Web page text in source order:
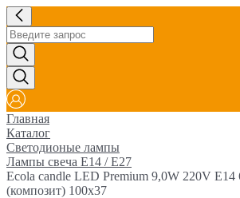
Главная
Каталог
Светодионые лампы
Лампы свеча E14 / E27
Ecola candle LED Premium 9,0W 220V E14
(композит) 100x37